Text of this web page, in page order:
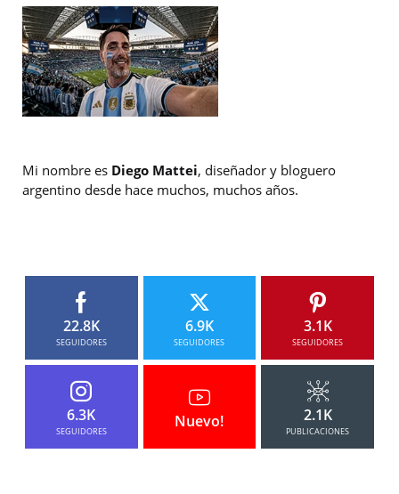
Mi nombre es Diego Mattei, diseñador y bloguero
argentino desde hace muchos, muchos años.
22.8K
SEGUIDORES
6.9K
SEGUIDORES
3.1K
SEGUIDORES
6.3K
SEGUIDORES
Nuevo! 2.1K
PUBLICACIONES